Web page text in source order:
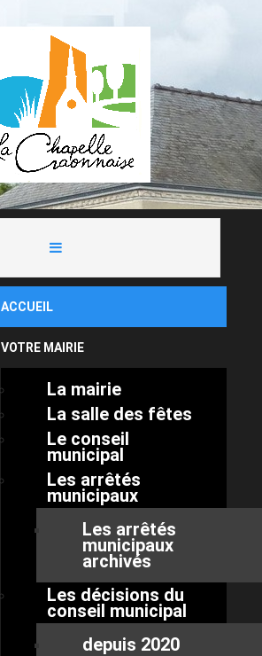
ACCUEIL
VOTRE MAIRIE
La mairie
La salle des fêtes
Le conseil
municipal
Les arrêtés
municipaux
Les arrêtés
municipaux
archivés
Les décisions du
conseil municipal
depuis 2020